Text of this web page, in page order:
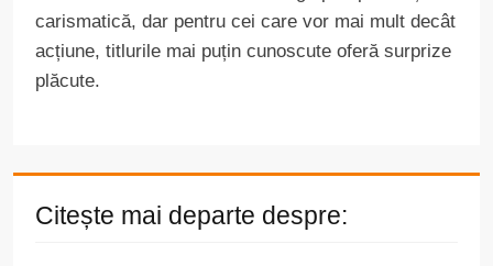
carismatică, dar pentru cei care vor mai mult decât
acțiune, titlurile mai puțin cunoscute oferă surprize
plăcute.
Citește mai departe despre: